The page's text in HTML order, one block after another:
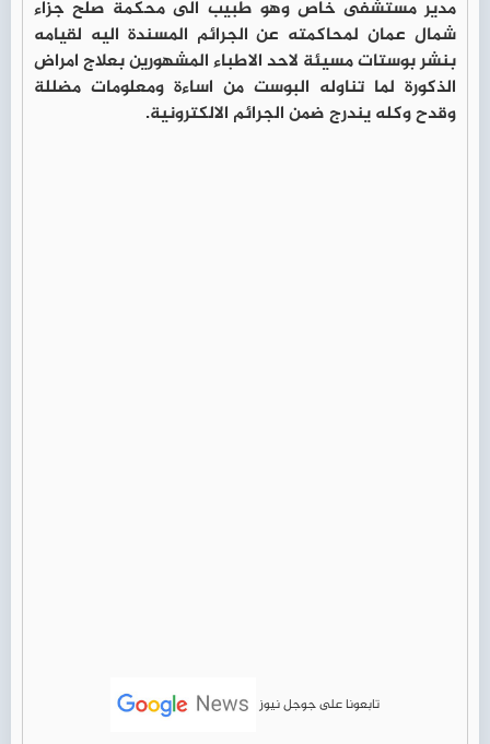
مدير مستشفى خاص وهو طبيب الى محكمة صلح جزاء
شمال عمان لمحاكمته عن الجرائم المسندة اليه لقيامه
بنشر بوستات مسيئة لاحد الاطباء المشهورين بعلاج امراض
الذكورة لما تناوله البوست من اساءة ومعلومات مضللة
وقدح وكله يندرج ضمن الجرائم الالكترونية.
تابعونا على جوجل نيوز